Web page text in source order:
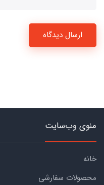
ارسال دیدگاه
منوی وب‌سایت
خانه
محصولات سفارشی